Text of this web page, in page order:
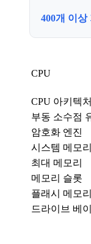
400개 이
CPU
CPU 아키텍처
부동 소수점
암호화 엔진
시스템 메모리
최대 메모리
메모리 슬롯
플래시 메모리
드라이브 베이